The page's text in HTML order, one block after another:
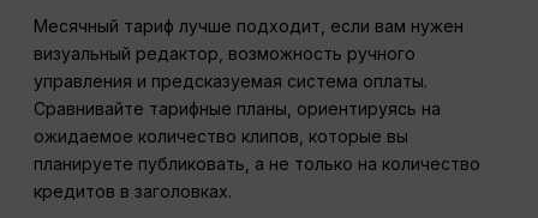
Месячный тариф лучше подходит, если вам нужен
визуальный редактор, возможность ручного
управления и предсказуемая система оплаты.
Сравнивайте тарифные планы, ориентируясь на
ожидаемое количество клипов, которые вы
планируете публиковать, а не только на количество
кредитов в заголовках.